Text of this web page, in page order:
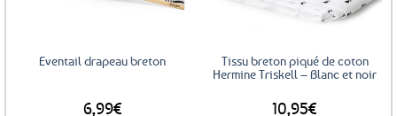
Eventail drapeau breton
6,99€
Tissu breton piqué de coton
Hermine Triskell – Blanc et noir
10,95€